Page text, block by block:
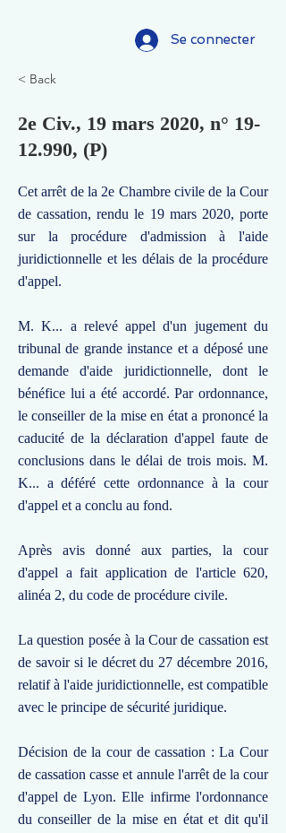
Se connecter
< Back
2e Civ., 19 mars 2020, n° 19-
12.990, (P)
Cet arrêt de la 2e Chambre civile de la Cour
de cassation, rendu le 19 mars 2020, porte
sur la procédure d'admission à l'aide
juridictionnelle et les délais de la procédure
d'appel.
M. K... a relevé appel d'un jugement du
tribunal de grande instance et a déposé une
demande d'aide juridictionnelle, dont le
bénéfice lui a été accordé. Par ordonnance,
le conseiller de la mise en état a prononcé la
caducité de la déclaration d'appel faute de
conclusions dans le délai de trois mois. M.
K... a déféré cette ordonnance à la cour
d'appel et a conclu au fond.
Après avis donné aux parties, la cour
d'appel a fait application de l'article 620,
alinéa 2, du code de procédure civile.
La question posée à la Cour de cassation est
de savoir si le décret du 27 décembre 2016,
relatif à l'aide juridictionnelle, est compatible
avec le principe de sécurité juridique.
Décision de la cour de cassation : La Cour
de cassation casse et annule l'arrêt de la cour
d'appel de Lyon. Elle infirme l'ordonnance
du conseiller de la mise en état et dit qu'il